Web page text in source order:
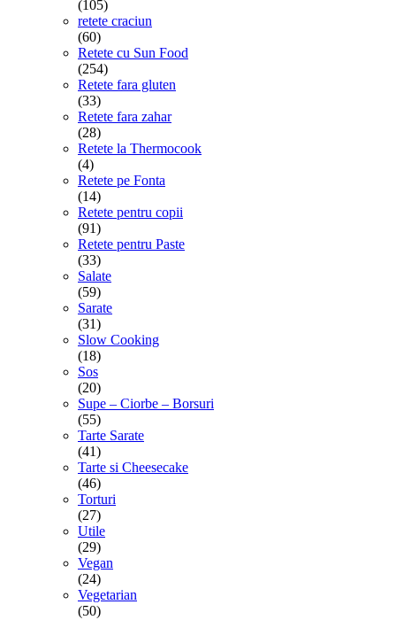
(105)
retete craciun
(60)
Retete cu Sun Food
(254)
Retete fara gluten
(33)
Retete fara zahar
(28)
Retete la Thermocook
(4)
Retete pe Fonta
(14)
Retete pentru copii
(91)
Retete pentru Paste
(33)
Salate
(59)
Sarate
(31)
Slow Cooking
(18)
Sos
(20)
Supe – Ciorbe – Borsuri
(55)
Tarte Sarate
(41)
Tarte si Cheesecake
(46)
Torturi
(27)
Utile
(29)
Vegan
(24)
Vegetarian
(50)